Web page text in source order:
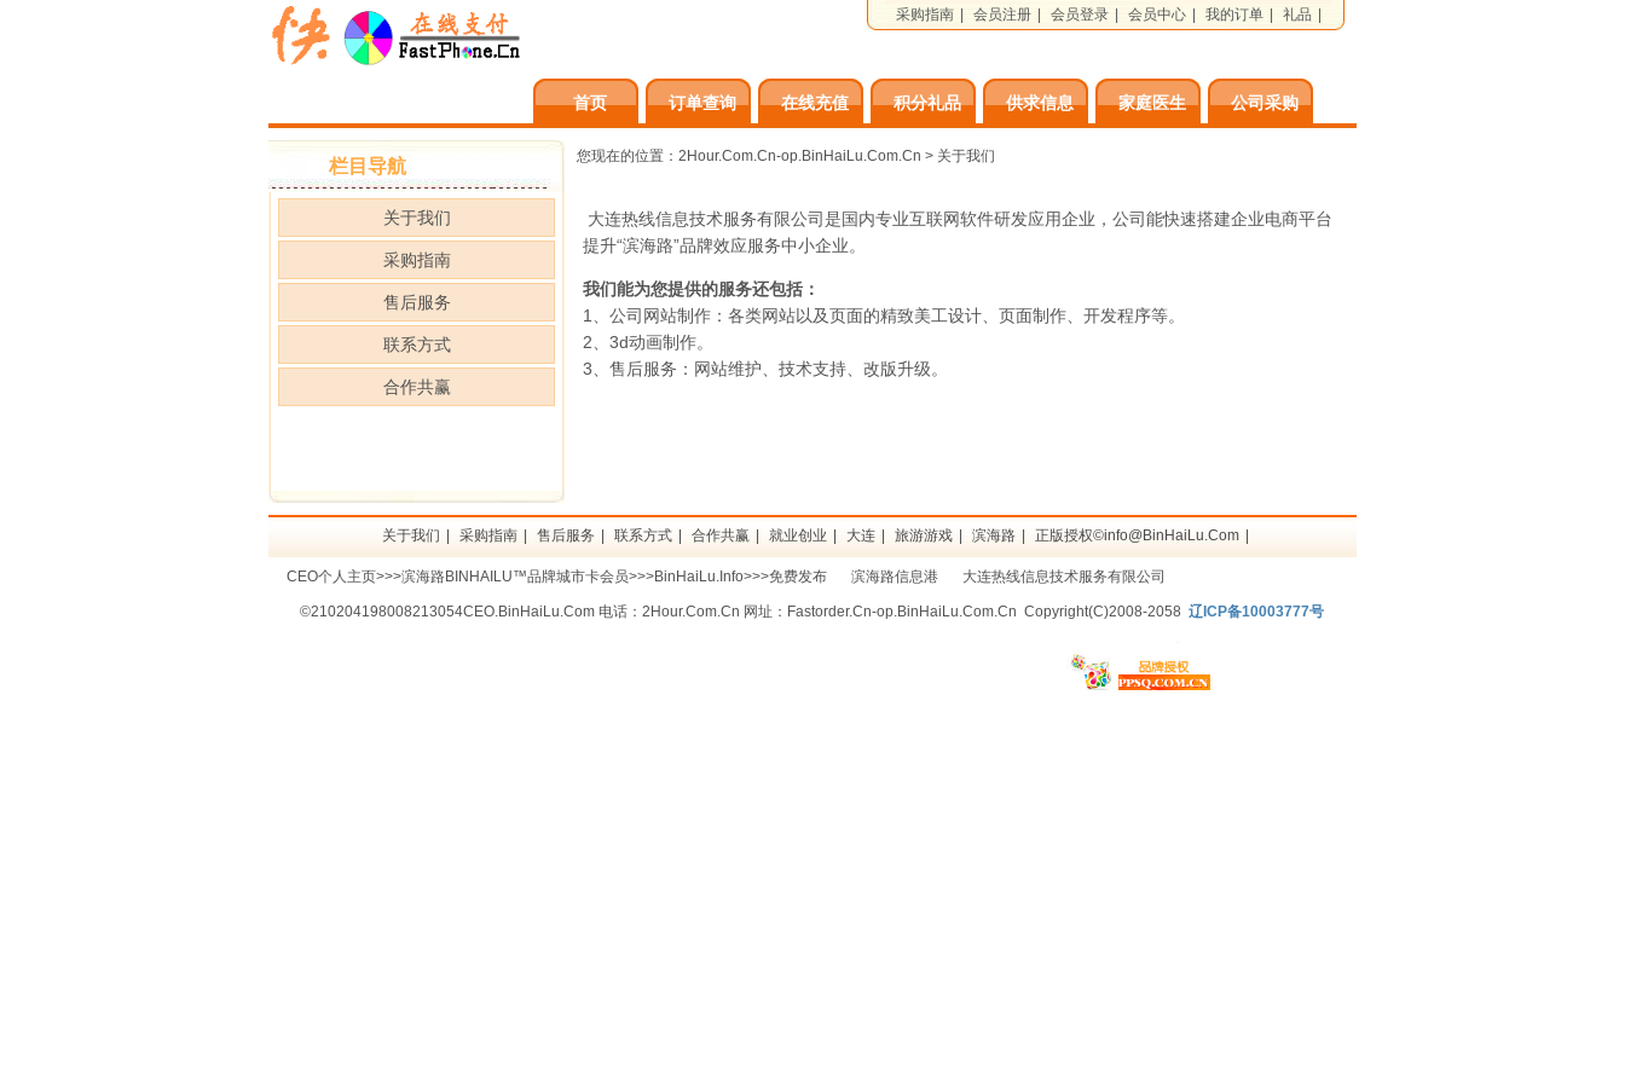
首页 订单查询 在线充值 积分礼品 供求信息 家庭医生 公司采购
品牌
采购指南 会员注册 会员登录 会员中心 我的订单 礼品
栏目导航
关于我们
采购指南
售后服务
联系方式
合作共赢
您现在的位置： 2Hour.Com.Cn-op.BinHaiLu.Com.Cn > 关于我们
大连热线信息技术服务有限公司是国内专业互联网软件研发应用企业，公司能快速搭建企业电商平台
提升“滨海路”品牌效应服务中小企业。
我们能为您提供的服务还包括：
1、公司网站制作：各类网站以及页面的精致美工设计、页面制作、开发程序等。
2、3d动画制作。
3、售后服务：网站维护、技术支持、改版升级。
关于我们 采购指南 售后服务 联系方式 合作共赢 就业创业 大连 旅游游戏 滨海路 正版授权©info@BinHaiLu.Com
CEO个人主页>>>滨海路BINHAILU™品牌城市卡会员>>>BinHaiLu.Info>>>免费发布 滨海路信息港 大连热线信息技术服务有限公司
©210204198008213054CEO.BinHaiLu.Com电话： 2Hour.Com.Cn 网址：Fastorder.Cn-op.BinHaiLu.Com.Cn Copyright(C)2008-2058 辽ICP备10003777号